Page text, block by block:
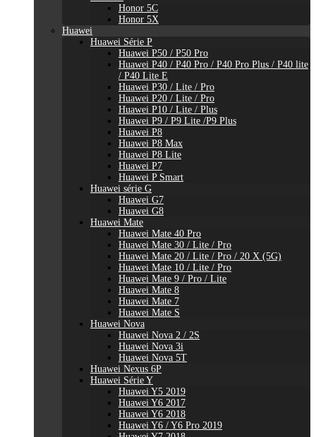
Honor 5C
Honor 5X
Huawei
Huawei Série P
Huawei P50 / P50 Pro
Huawei P40 / P40 Pro / P40 Pro Plus / P40 lite
/ P40 Lite E
Huawei P30 / Lite / Pro
Huawei P20 / Lite / Pro
Huawei P10 / Lite / Plus
Huawei P9 / P9 Lite /P9 Plus
Huawei P8
Huawei P8 Max
Huawei P8 Lite
Huawei P7
Huawei P Smart
Huawei série G
Huawei G7
Huawei G8
Huawei Mate
Huawei Mate 40 Pro
Huawei Mate 30 / Lite / Pro
Huawei Mate 20 / Lite / Pro / 20 X (5G)
Huawei Mate 10 / Lite / Pro
Huawei Mate 9 / Pro / Lite
Huawei Mate 8
Huawei Mate 7
Huawei Mate S
Huawei Nova
Huawei Nova 2 / 2S
Huawei Nova 3i
Huawei Nova 5T
Huawei Nexus 6P
Huawei Série Y
Huawei Y5 2019
Huawei Y6 2017
Huawei Y6 2018
Huawei Y6 / Y6 Pro 2019